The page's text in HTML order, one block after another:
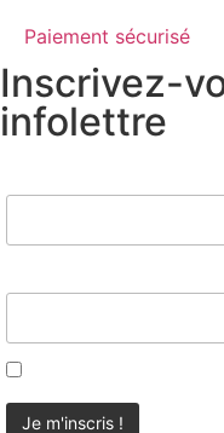
Paiement sécurisé
Inscrivez-
infolettre